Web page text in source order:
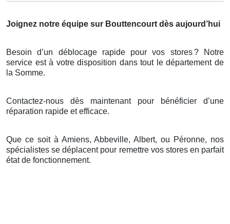
Joignez notre équipe sur Bouttencourt dès aujourd’hui
Besoin d’un déblocage rapide pour vos stores? Notre
service està votre disposition dans tout le département de
la Somme.
Contactez-nous dès maintenant pour bénéficier d’une
réparation rapide et efficace.
Que ce soit à Amiens, Abbeville, Albert, ou Péronne, nos
spécialistes se déplacent pour remettre vos stores en parfait
état de fonctionnement.